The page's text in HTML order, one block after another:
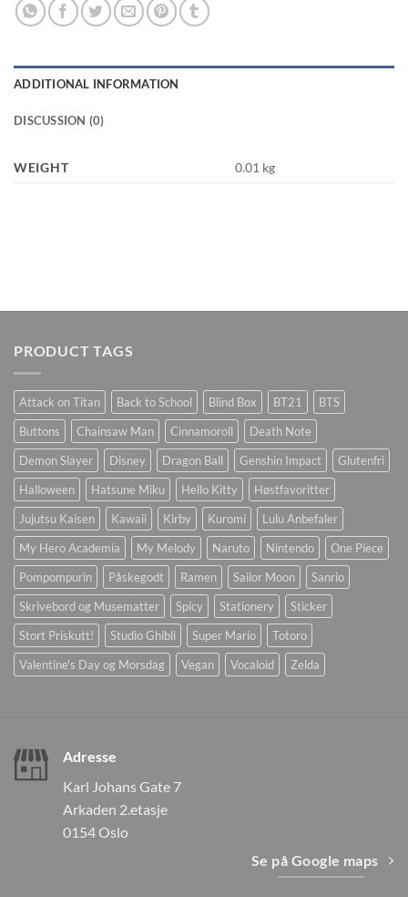
ADDITIONAL INFORMATION
DISCUSSION (0)
WEIGHT 0.01 kg
PRODUCT TAGS
Attack on Titan Back to School Blind Box BT21
BTS
Buttons
Chainsaw Man Cinnamoroll
Death Note
Demon Slayer
Disney Dragon Ball Genshin Impact
Glutenfri
Halloween
Hatsune Miku Hello Kitty
Høstfavoritter
Jujutsu Kaisen
Kawaii Kirby Kuromi
Lulu Anbefaler
My Hero Academia
My Melody Naruto Nintendo
One Piece
Pompompurin
Påskegodt Ramen Sailor Moon
Sanrio
Skrivebord og Musematter
Spicy Stationery
Sticker
Stort Priskutt!
Studio Ghibli Super Mario
Totoro
Valentine's Day og Morsdag
Vegan Vocaloid Zelda
Adresse
Karl Johans Gate 7
Arkaden 2.etasje
0154 Oslo
Se på Google maps